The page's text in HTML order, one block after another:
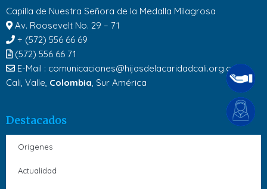
Capilla de Nuestra Señora de la Medalla Milagrosa
Av. Roosevelt No. 29 – 71
+ (572) 556 66 69
(572) 556 66 71
E-Mail : comunicaciones@hijasdelacaridadcali.org.co
Cali, Valle, Colombia , Sur América
Destacados
Orígenes
Actualidad